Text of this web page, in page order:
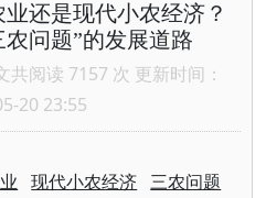
还是现代小农经济？
问题”的发展道路
共阅读 7157 次 更新时间：
20 23:55
现代小农经济 三农问题